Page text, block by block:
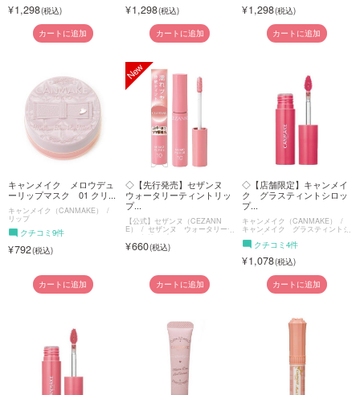
1,298
カートに追加
1,298
カートに追加
1,298
カートに追加
キャンメイク メロウデュ
ーリップマスク 01 クリ...
キャンメイク（CANMAKE）
リップ
クチコミ9件
792
カートに追加
◇【先行発売】セザンヌ
ウォータリーティントリッ
プ...
【公式】セザンヌ（CEZANN
E） セザンヌ ウォータリーテ
ィントリップ
660
カートに追加
◇【店舗限定】キャンメイ
ク グラスティントシロッ
プ...
キャンメイク（CANMAKE）
キャンメイク グラスティントシ
ロップ
クチコミ4件
1,078
カートに追加